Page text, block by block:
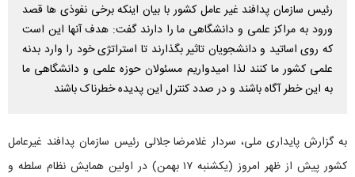
رئیس سازمان پدافند غیر عامل کشور با بیان اینکه برخی نفوذی ها قصد
ورود به مراکز علمی و دانشگاهی ما را دارند گفت: هدف آنها این است
که روی اساتید و دانشجویان تاثیر بگذارند تا استراتژی خود را وارد بدنه
علمی کشور ما کنند لذا امیدواریم مسئولان حوزه علمی و دانشگاهی ما
به این خطر آگاه باشند و در صدد کنترل این پدیده خطرناک باشند
به گزارش پایداری ملی، سردار غلامرضا جلالی رئیس سازمان پدافند غیرعامل
کشور پیش از ظهر امروز (یکشنبه ۱۷ بهمن) در اولین همایش نظام سلطه و